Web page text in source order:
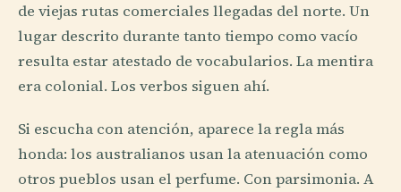
de viejas rutas comerciales llegadas del norte. Un
lugar descrito durante tanto tiempo como vacío
resulta estar atestado de vocabularios. La mentira
era colonial. Los verbos siguen ahí.
Si escucha con atención, aparece la regla más
honda: los australianos usan la atenuación como
otros pueblos usan el perfume. Con parsimonia. A